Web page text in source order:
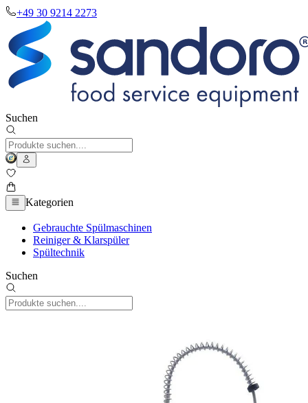
+49 30 9214 2273
Suchen
Kategorien
Gebrauchte Spülmaschinen
Reiniger & Klarspüler
Spültechnik
Suchen